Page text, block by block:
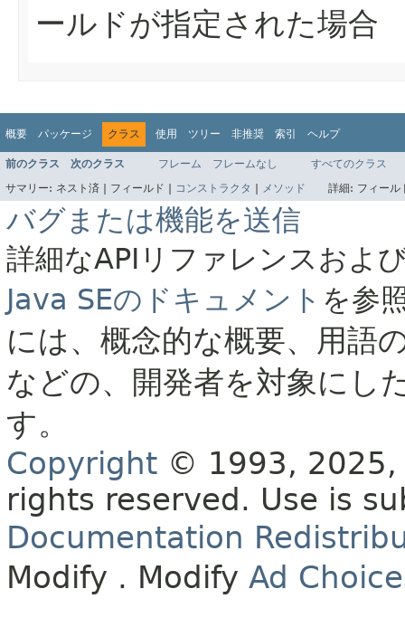
ールドが指定された場合
概要 パッケージ クラス 使用 ツリー 非推奨 索引 ヘルプ
前のクラス 次のクラス フレーム フレームなし
すべてのクラス
サマリー: ネスト済 | フィールド | コンストラクタ メソッド 詳細: フィー
バグまたは機能を送信
詳細なAPIリファレンスおよ
Java SEのドキュメント を参
には、概念的な概要、用語
などの、開発者を対象にし
す。
Copyright © 1993,
rights reserved. Use is
Documentation
Modify . Modify Ad